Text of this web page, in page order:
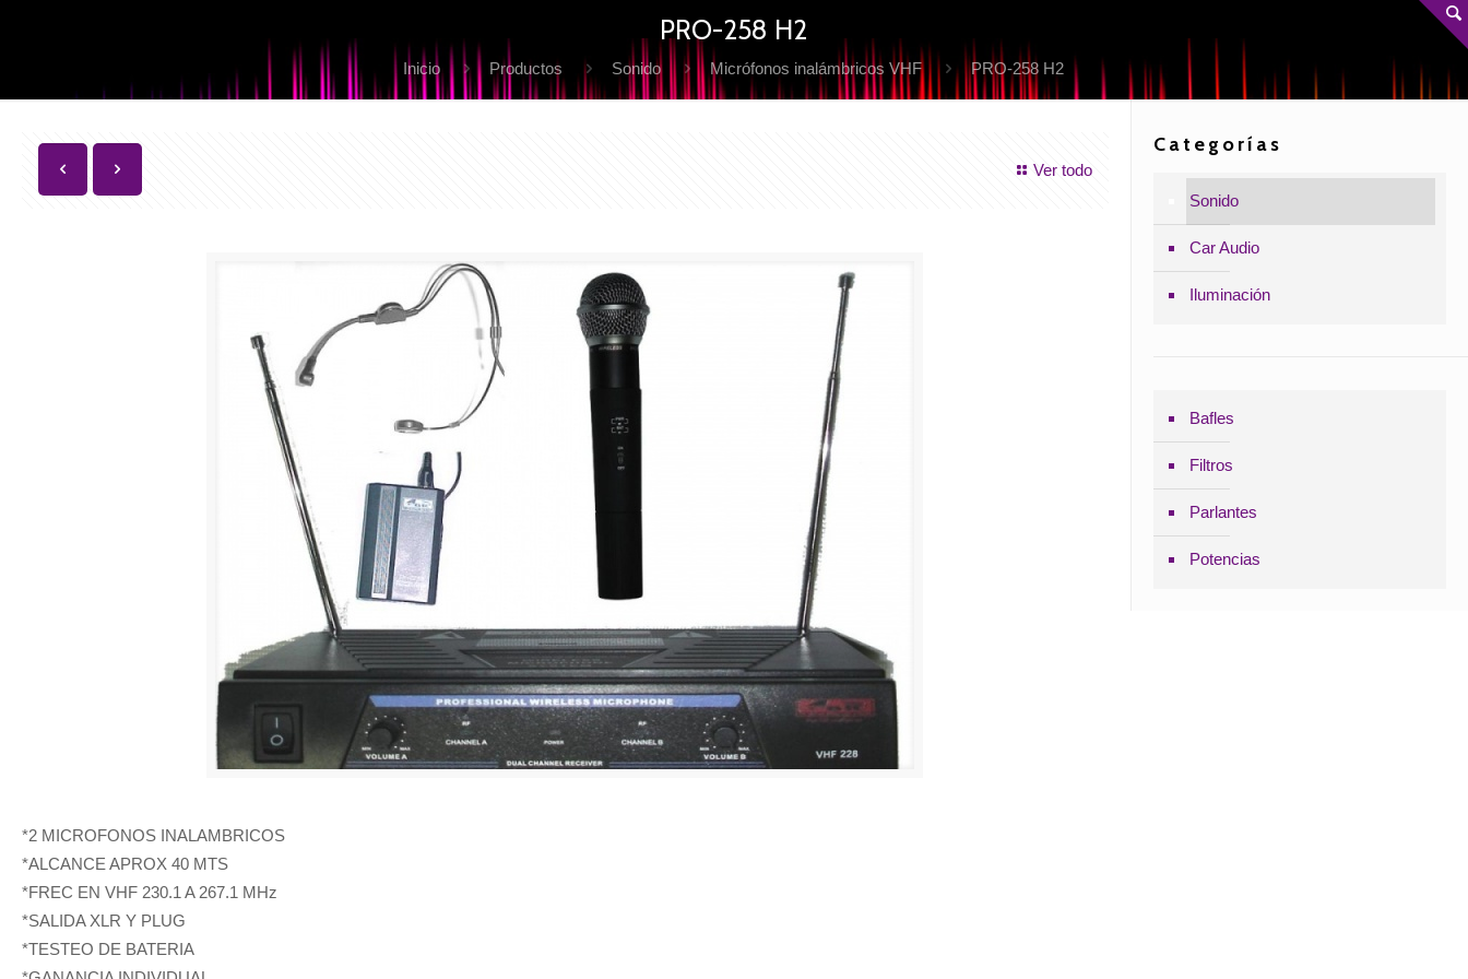
PRO-258 H2
Inicio Productos Sonido Micrófonos inalámbricos VHF PRO-258 H2
Ver todo
*2 MICROFONOS INALAMBRICOS
*ALCANCE APROX 40 MTS
*FREC EN VHF 230.1 A 267.1 MHz
*SALIDA XLR Y PLUG
*TESTEO DE BATERIA
Categorías
Sonido
Car Audio
Iluminación
Bafles
Filtros
Parlantes
Potencias